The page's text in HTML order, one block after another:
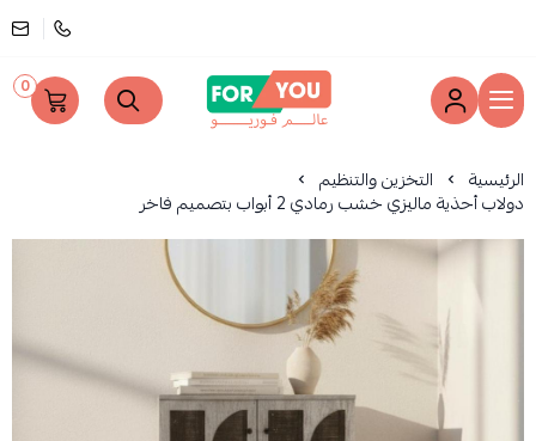
عالم فوريو
0
الرئيسية التخزين والتنظيم
دولاب أحذية ماليزي خشب رمادي 2 أبواب بتصميم فاخر